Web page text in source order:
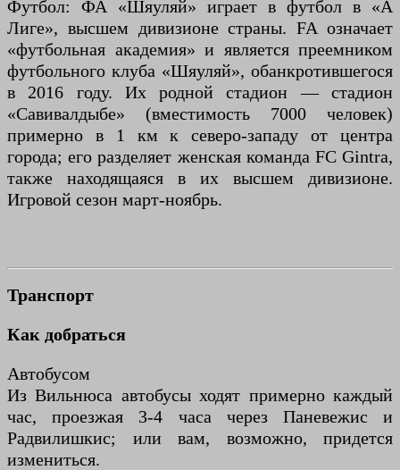
Футбол: ФА «Шяуляй» играет в футбол в «А
Лиге», высшем дивизионе страны. FA означает
«футбольная академия» и является преемником
футбольного клуба «Шяуляй», обанкротившегося
в 2016 году. Их родной стадион — стадион
«Савивалдыбе» (вместимость 7000 человек)
примерно в 1 км к северо-западу от центра
города; его разделяет женская команда FC Gintra,
также находящаяся в их высшем дивизионе.
Игровой сезон март-ноябрь.
Транспорт
Как добраться
Автобусом
Из Вильнюса автобусы ходят примерно каждый
час, проезжая 3-4 часа через Паневежис и
Радвилишкис; или вам, возможно, придется
измениться.